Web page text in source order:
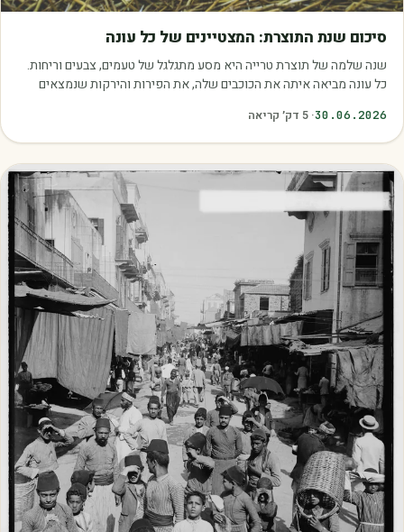
סיכום שנת התוצרת: המצטיינים של כל עונה
שנה שלמה של תוצרת טרייה היא מסע מתגלגל של טעמים, צבעים וריחות.
כל עונה מביאה איתה את הכוכבים שלה, את הפירות והירקות שנמצאים
30.06.2026
·
5 דק׳ קריאה